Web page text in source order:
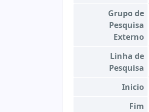
Grupo de
Pesquisa
Externo
Linha de
Pesquisa
Inicio
Fim